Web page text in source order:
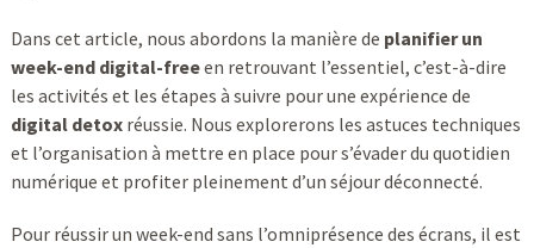
Dans cet article, nous abordons la manière de planifier un
week-end digital-freeen retrouvant l’essentiel, c’est-à-dire
les activités et les étapes à suivre pour une expérience de
digital detoxréussie. Nous explorerons les astuces techniques
et l’organisation à mettre en place pour s’évader du quotidien
numérique et profiter pleinement d’un séjour déconnecté.
Pour réussir un week-end sans l’omniprésence des écrans, il est